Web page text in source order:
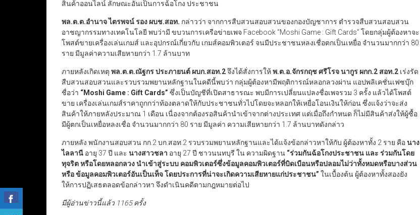
สินค้าออนไลน์ ลักษณะอันเป็นการฉ้อโกง ประชาชน
พล.ต.ต.อำนาจ ไตรพจน์ รอง ผบช.สอท. กล่าวว่า จากการสืบสวนสอบสวนของกองบัญชาการ ตำรวจสืบสวนสอบสวน
อาชญากรรมทางเทคโนโลยี พบว่ามี ขบวนการเครือข่ายเพจ Facebook “Moshi Game : Gift Cards” โดยกลุ่มผู้ต้องหาจะ
โพสต์ขายเครื่องเล่นเกมส์ และอุปกรณ์เกี่ยวกับ เกมส์คอมพิวเตอร์ จนมีประชาชนหลงเชื่อตกเป็นเหยื่อ จำนวนมากกว่า 80
ราย มีมูลค่าความเสียหายกว่า 1.7 ล้านบาท
ภายหลังเกิดเหตุ พล.ต.ต.ณัฐกร ประภายนต์ ผบก.สอท.2จึงได้สั่งการให้พ.ต.อ.จักรกฤช ศรีโรจ นากูร ผกก.2 สอท.2 เร่งรัด
สืบสวนสอบสวนและรวบรวมพยานหลักฐานในคดีนี้พบว่า กลุ่มผู้ต้องหามีพฤติการณ์หลอกลวงผ่าน แอปพลิเคชั่นเฟซบุ๊ก
ชื่อว่า “Moshi Game : Gift Cards” ซึ่งเป็นบัญชีที่เปิดสาธารณะ พบมีการเปลี่ยนแปลงชื่อเพจรวม 3 ครั้ง แล้วได้โพสต์
ขาย เครื่องเล่นเกมส์ราคาถูกกว่าท้องตลาดให้กับประชาชนทั่วไปโดยจะหลอกให้เหยื่อโอนเงินให้ก่อน ซึ่งแจ้งว่าจะส่ง
สินค้าให้ภายหลังประมาณ 1 เดือน เนื่องจากต้องรอสินค้านำเข้าจากต่างประเทศ แต่เมื่อถึงกำหนด ก็ไม่มีสินค้าส่งให้ผู้ซื้อ
มีผู้ตกเป็นเหยื่อหลงเชื่อ จำนวนมากกว่า 80 ราย มีมูลค่า ความเสียหายกว่า 1.7 ล้านบาทดังกล่าว
ภายหลัง พนักงานสอบสวน กก.2 บก.สอท.2 รวบรวมพยานหลักฐานและได้แจ้งข้อกล่าวหาให้กับ ผู้ต้องหาทั้ง 2 ราย คือนาง
ไลลานี อายุ 37 ปี และ นางสาวชลา อายุ 27 ปี ชาวนนทบุรี ใน ความผิดฐาน “ร่วมกันฉ้อโกงประชาชน และ ร่วมกันโดย
ทุจริต หรือโดยหลอกลวง นำเข้าสู่ระบบ คอมพิวเตอร์ซึ่งข้อมูลคอมพิวเตอร์ที่บิดเบือนหรือปลอมไม่ว่าทั้งหมดหรือบางส่วน
หรือ ข้อมูลคอมพิวเตอร์อันเป็นเท็จ โดยประการที่น่าจะเกิดความเสียหายแก่ประชาชน” ในเบื้องต้น ผู้ต้องหาทั้งสองยัง
ให้การปฏิเสธตลอดข้อกล่าวหา จึงดำเนินคดีตามกฎหมายต่อไป
มีผู้อ่านข่าวนี้แล้ว 1165 ครั้ง